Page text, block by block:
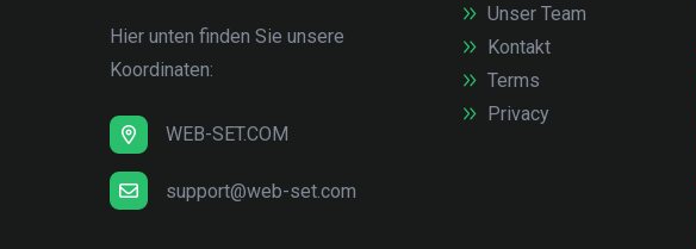
Hier unten finden Sie unsere
Koordinaten:
WEB-SET.COM
support@web-set.com
Unser Team
Kontakt
Terms
Privacy